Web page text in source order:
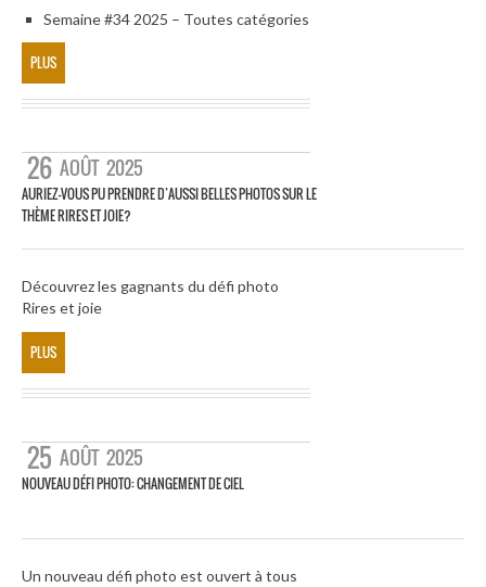
Semaine #34 2025 – Toutes catégories
PLUS
26 AOÛT 2025
AURIEZ-VOUS PU PRENDRE D’AUSSI BELLES PHOTOS SUR LE
THÈME RIRES ET JOIE?
Découvrez les gagnants du défi photo
Rires et joie
PLUS
25 AOÛT 2025
NOUVEAU DÉFI PHOTO: CHANGEMENT DE CIEL
Un nouveau défi photo est ouvert à tous